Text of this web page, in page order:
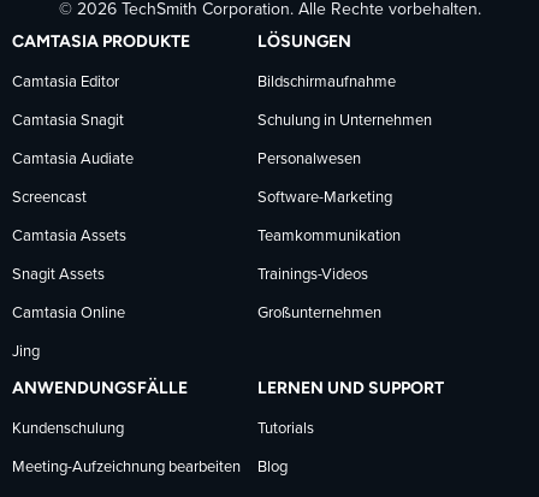
auf
Facebook
folgen
auf
LinkedIn
folgen
auf
YouTube
folgen
© 2026 TechSmith Corporation. Alle Rechte vorbehalten.
CAMTASIA PRODUKTE
Camtasia Editor
Camtasia Snagit
Camtasia Audiate
Screencast
Camtasia Assets
Snagit Assets
Camtasia Online
Jing
LÖSUNGEN
Bildschirmaufnahme
Schulung in Unternehmen
Personalwesen
Software-Marketing
Teamkommunikation
Trainings-Videos
Großunternehmen
ANWENDUNGSFÄLLE
Kundenschulung
Meeting-Aufzeichnung bearbeiten
LERNEN UND SUPPORT
Tutorials
Blog